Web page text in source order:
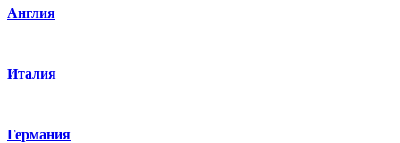
Англия
Италия
Германия